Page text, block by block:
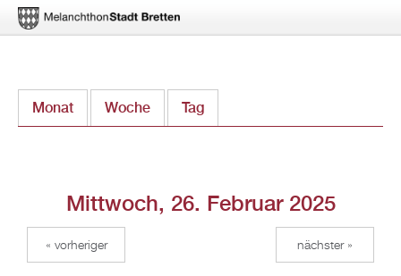
zum
Monat Woche Tag
Mittwoch, 26. Februar 2025
« vorheriger nächster »